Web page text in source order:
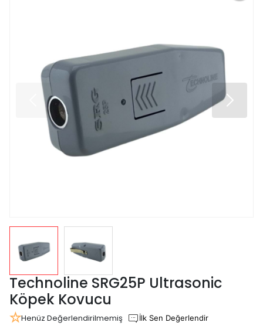
Technoline SRG25P Ultrasonic
Köpek Kovucu
Henüz Değerlendirilmemiş İlk Sen Değerlendir